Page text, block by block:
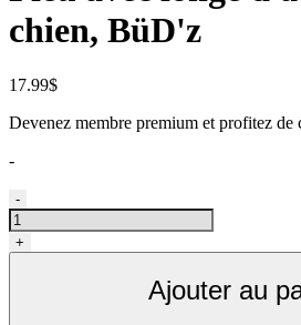
chien, BüD'z
17.99$
Devenez membre premium et profitez
-
quantité
de
Pieu
avec
-
+
Ajouter au